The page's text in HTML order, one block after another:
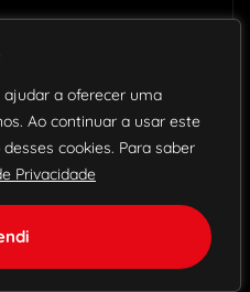
ajudar a oferecer uma
Ao continuar a usar este
cookies. Para saber
Privacidade